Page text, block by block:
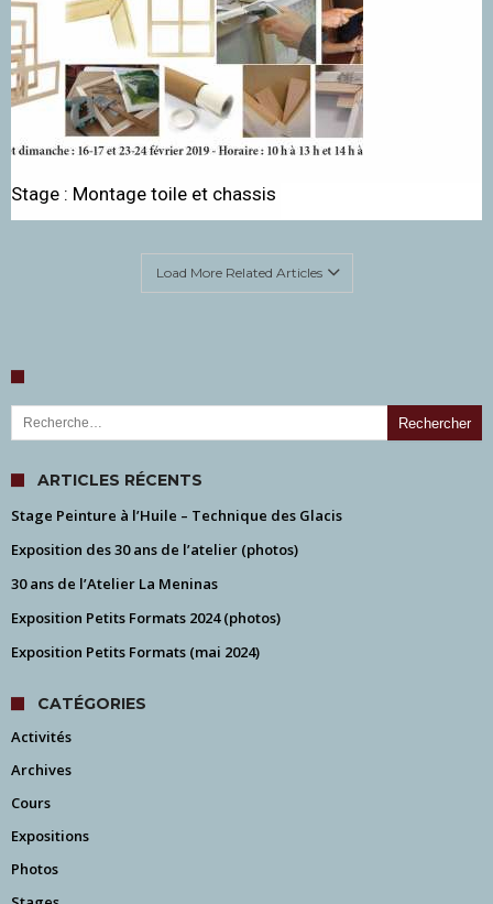
Stage : Montage toile et chassis
Load More Related Articles
Rechercher :
ARTICLES RÉCENTS
Stage Peinture à l’Huile – Technique des Glacis
Exposition des 30 ans de l’atelier (photos)
30 ans de l’Atelier La Meninas
Exposition Petits Formats 2024 (photos)
Exposition Petits Formats (mai 2024)
CATÉGORIES
Activités
Archives
Cours
Expositions
Photos